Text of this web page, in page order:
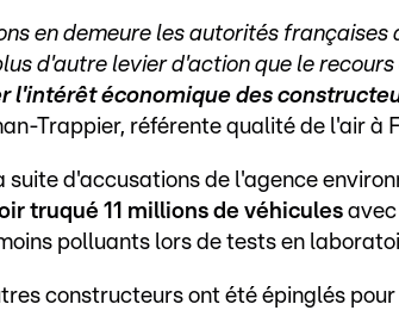
en demeure les autorités françaises
d'autre levier d'action que le recours
l'intérêt économique des
Trappier, référente qualité de l'air à
suite d'accusations de l'agence
truqué 11 millions de véhicules
polluants lors de tests en
constructeurs ont été épinglés